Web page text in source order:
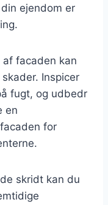
ejendom er
facaden kan
Inspicer
fugt, og udbedr
en
for
skridt kan du